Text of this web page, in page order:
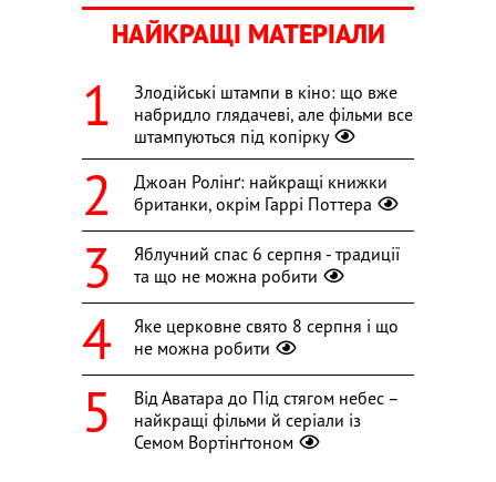
НАЙКРАЩІ МАТЕРІАЛИ
Злодійські штампи в кіно: що вже
набридло глядачеві, але фільми все
штампуються під копірку
Джоан Ролінґ: найкращі книжки
британки, окрім Гаррі Поттера
Яблучний спас 6 серпня - традиції
та що не можна робити
Яке церковне свято 8 серпня і що
не можна робити
Від Аватара до Під стягом небес –
найкращі фільми й серіали із
Семом Вортінґтоном